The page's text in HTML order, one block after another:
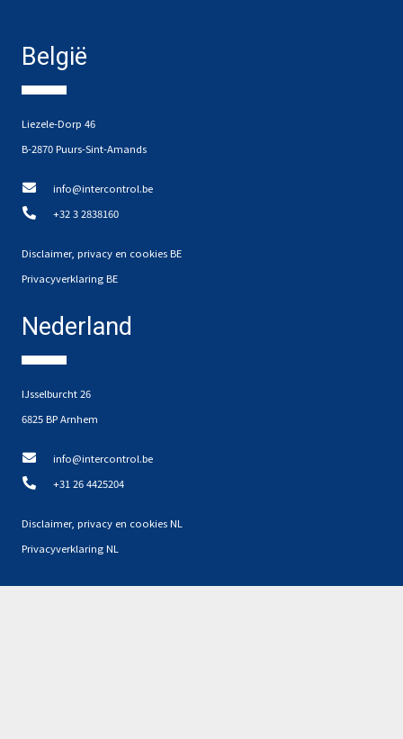
België
Liezele-Dorp 46
B-2870 Puurs-Sint-Amands
info@intercontrol.be
+32 3 2838160
Disclaimer, privacy en cookies BE
Privacyverklaring BE
Nederland
IJsselburcht 26
6825 BP Arnhem
info@intercontrol.be
+31 26 4425204
Disclaimer, privacy en cookies NL
Privacyverklaring NL